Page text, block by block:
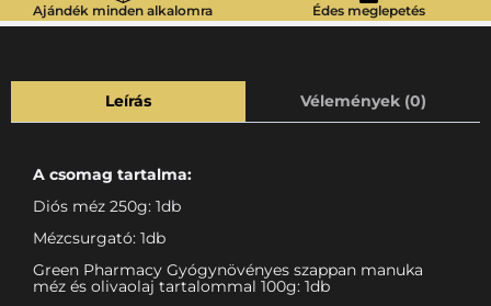
Ajándék minden alkalomra Édes meglepetés
Leírás Vélemények (0)
A csomag tartalma:
Diós méz 250g: 1db
Mézcsurgató: 1db
Green Pharmacy Gyógynövényes szappan manuka
méz és olivaolaj tartalommal 100g: 1db